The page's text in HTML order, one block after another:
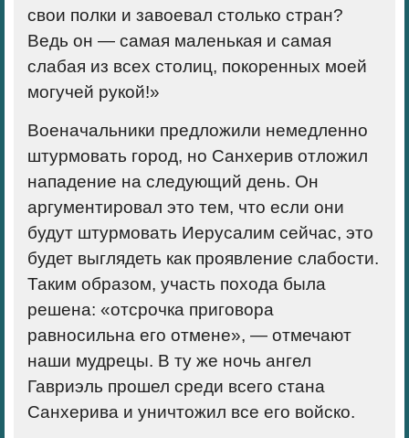
свои полки и завоевал столько стран?
Ведь он — самая маленькая и самая
слабая из всех столиц, покоренных моей
могучей рукой!»
Военачальники предложили немедленно
штурмовать город, но Санхерив отложил
нападение на следующий день. Он
аргументировал это тем, что если они
будут штурмовать Иерусалим сейчас, это
будет выглядеть как проявление слабости.
Таким образом, участь похода была
решена: «отсрочка приговора
равносильна его отмене», — отмечают
наши мудрецы. В ту же ночь ангел
Гавриэль прошел среди всего стана
Санхерива и уничтожил все его войско.